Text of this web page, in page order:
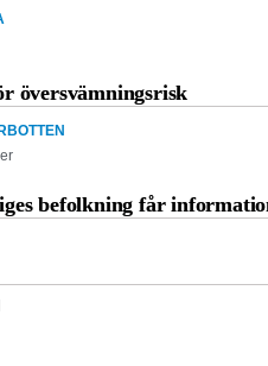
översvämningsrisk
befolkning får